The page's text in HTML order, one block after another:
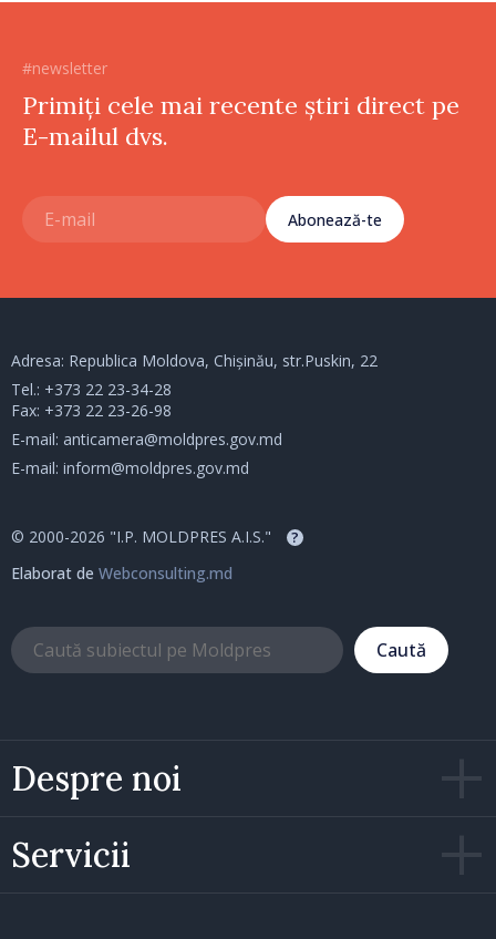
#newsletter
Primiți cele mai recente știri direct pe
E-mailul dvs.
Abonează-te
Despre noi
Servicii
Adresa: Republica Moldova, Chișinău, str.Puskin, 22
Tel.: +373 22 23-34-28
Fax: +373 22 23-26-98
E-mail: anticamera@moldpres.gov.md
E-mail: inform@moldpres.gov.md
© 2000-2026 "I.P. MOLDPRES A.I.S." ?
Elaborat de Webconsulting.md
Caută